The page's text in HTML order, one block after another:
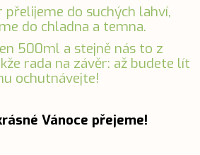
přelijeme do suchých lahví,
do chladna a temna.
500ml a stejně nás to z
rada na závěr: až budete lít
ochutnávejte!
Vánoce přejeme!